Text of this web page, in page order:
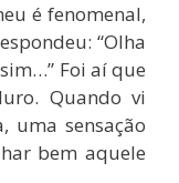
é fenomenal,
“Olha
Foi aí que
Quando vi
sensação
bem aquele